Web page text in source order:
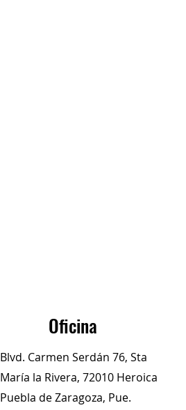
Oficina
Blvd. Carmen Serdán 76, Sta
María la Rivera, 72010 Heroica
Puebla de Zaragoza, Pue.